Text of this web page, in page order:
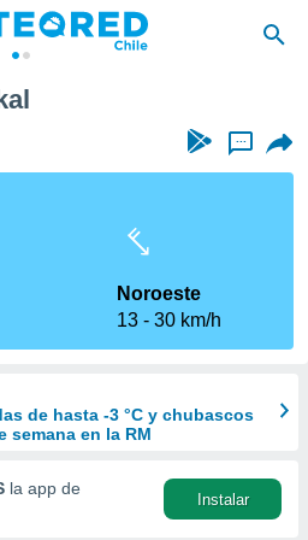
...
Noroeste
13
30 km/h
de hasta -3 °C y chubascos
semana en la RM
la app de
Instalar